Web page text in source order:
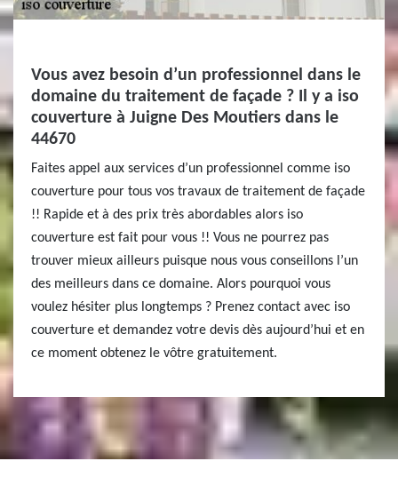
Vous avez besoin d’un professionnel dans le
domaine du traitement de façade ? Il y a iso
couverture à Juigne Des Moutiers dans le
44670
Faites appel aux services d’un professionnel comme iso
couverture pour tous vos travaux de traitement de façade
!! Rapide et à des prix très abordables alors iso
couverture est fait pour vous !! Vous ne pourrez pas
trouver mieux ailleurs puisque nous vous conseillons l’un
des meilleurs dans ce domaine. Alors pourquoi vous
voulez hésiter plus longtemps ? Prenez contact avec iso
couverture et demandez votre devis dès aujourd’hui et en
ce moment obtenez le vôtre gratuitement.